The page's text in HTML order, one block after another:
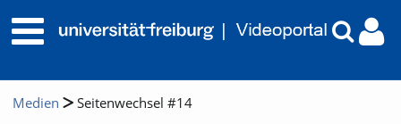
Medien Seitenwechsel #14